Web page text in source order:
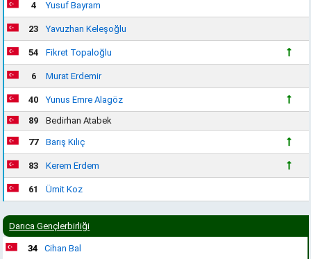
4 Yusuf Bayram
23 Yavuzhan Keleşoğlu
54 Fikret Topaloğlu
6 Murat Erdemir
40
Yunus Emre Alagöz
89
Bedirhan Atabek
77 Barış Kılıç
83 Kerem Erdem
61 Ümit Koz
Darıca Gençlerbirliği
34 Cihan Bal